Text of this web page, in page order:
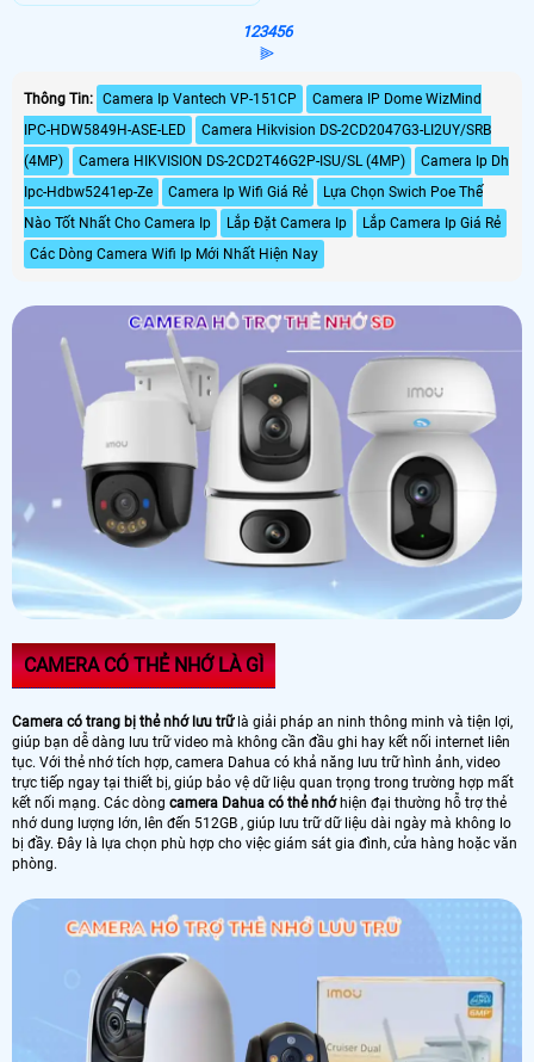
123456
⫸
Thông Tin: Camera Ip Vantech VP-151CP
Camera IP Dome WizMind
IPC-HDW5849H-ASE-LED
Camera Hikvision DS-2CD2047G3-LI2UY/SRB
(4MP)
Camera HIKVISION DS-2CD2T46G2P-ISU/SL (4MP)
Camera Ip Dh
Ipc-Hdbw5241ep-Ze
Camera Ip Wifi Giá Rẻ
Lựa Chọn Swich Poe Thế
Nào Tốt Nhất Cho Camera Ip
Lắp Đặt Camera Ip
Lắp Camera Ip Giá Rẻ
Các Dòng Camera Wifi Ip Mới Nhất Hiện Nay
CAMERA CÓ THẺ NHỚ LÀ GÌ
Camera có trang bị thẻ nhớ lưu trữlà giải pháp an ninh thông minh và tiện lợi,
giúp bạn dễ dàng lưu trữ video mà không cần đầu ghi hay kết nối internet liên
tục. Với thẻ nhớ tích hợp, camera Dahua có khả năng lưu trữ hình ảnh, video
trực tiếp ngay tại thiết bị, giúp bảo vệ dữ liệu quan trọng trong trường hợp mất
kết nối mạng. Các dòng camera Dahua có thẻ nhớ hiện đại thường hỗ trợ thẻ
nhớ dung lượng lớn, lên đến 512GB , giúp lưu trữ dữ liệu dài ngày mà không lo
bị đầy. Đây là lựa chọn phù hợp cho việc giám sát gia đình, cửa hàng hoặc văn
phòng.